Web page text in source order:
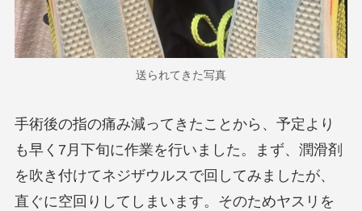
送られてきた写真
手術後の指の痛み減ってきたことから、予定より
も早く7月下旬に作業を行いました。まず、潤滑剤
を吹き付けてネジザウルスで回してみましたが、
直ぐに空回りしてしまいます。そのためヤスリを